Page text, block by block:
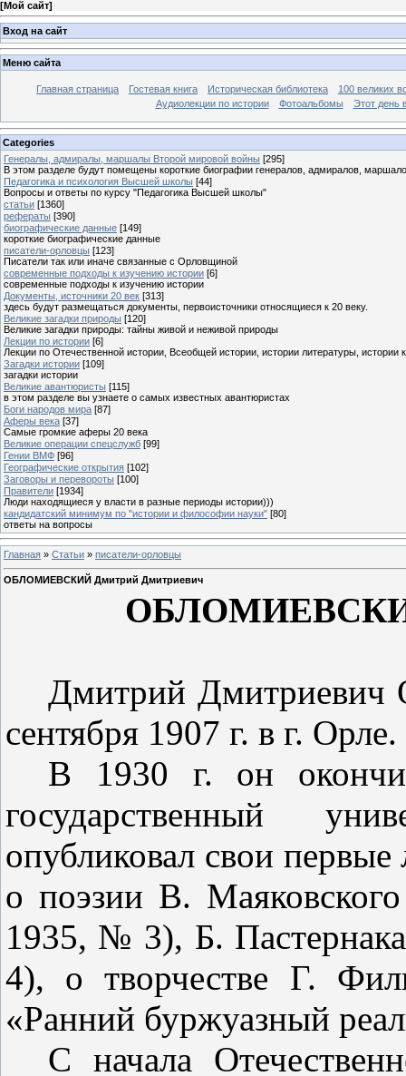
[Мой сайт]
Вход на сайт
Меню сайта
Главная страница Гостевая книга Историческая библиотека
100 великих
Аудиолекции по истории
Фотоальбомы Этот день
Categories
Генералы, адмиралы, маршалы Второй мировой войны [295]
В этом разделе будут помещены короткие биографии генералов, адмиралов,
Педагогика и психология Высшей школы [44]
Вопросы и ответы по курсу "Педагогика Высшей школы"
статьи [1360]
рефераты [390]
биографические данные [149]
короткие биографические данные
писатели-орловцы [123]
Писатели так или иначе связанные с Орловщиной
современные подходы к изучению истории [6]
современные подходы к изучению истории
Документы, источники 20 век [313]
здесь будут размещаться документы, первоисточники относящиеся к 20 веку.
Великие загадки природы [120]
Великие загадки природы: тайны живой и неживой природы
Лекции по истории [6]
Лекции по Отечественной истории, Всеобщей истории, истории литературы, истории
Загадки истории [109]
загадки истории
Великие авантюристы [115]
в этом разделе вы узнаете о самых известных авантюристах
Боги народов мира [87]
Аферы века [37]
Самые громкие аферы 20 века
Великие операции спецслужб [99]
Гении ВМФ [96]
Географические открытия [102]
Заговоры и перевороты [100]
Правители [1934]
Люди находящиеся у власти в разные периоды истории)))
кандидатский минимум по "истории и философии науки" [80]
ответы на вопросы
Главная » Статьи » писатели-орловцы
ОБЛОМИЕВСКИЙ Дмитрий Дмитриевич
Дмитрий Дмитриевич
сен­тября 1907 г. в г. Орле.
В 1930 г. он
государственный
опубликовал свои
о поэзии В.
1935, № 3), Б.
4), о твор­честве Г.
«Ранний буржуазный
С начала